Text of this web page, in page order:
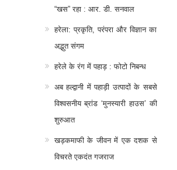
“खस” रहा : आर. डी. सनवाल
हरेला: प्रकृति, परंपरा और विज्ञान का
अद्भुत संगम
हरेले के रंग में पहाड़ : फोटो निबन्ध
अब हल्द्वानी में पहाड़ी उत्पादों के सबसे
विश्वसनीय ब्रांड ‘मुनस्यारी हाउस’ की
शुरुआत
खड़कमाफी के जीवन में एक दशक से
विचरते एकदंत गजराज